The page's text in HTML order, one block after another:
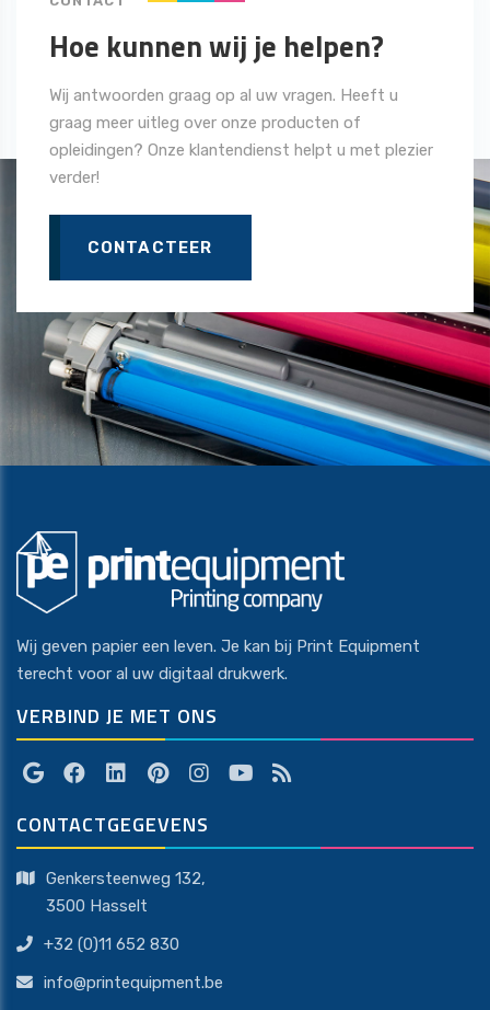
Hoe kunnen wij je helpen?
Wij antwoorden graag op al uw vragen. Heeft u
graag meer uitleg over onze producten of
opleidingen? Onze klantendienst helpt u met plezier
verder!
CONTACTEER
Wij geven papier een leven. Je kan bij Print Equipment
terecht voor al uw digitaal drukwerk.
VERBIND JE MET ONS
CONTACTGEGEVENS
Genkersteenweg 132,
​​​​​​​3500 Hasselt
+32 (0)11 652 830
info@printequipment.be